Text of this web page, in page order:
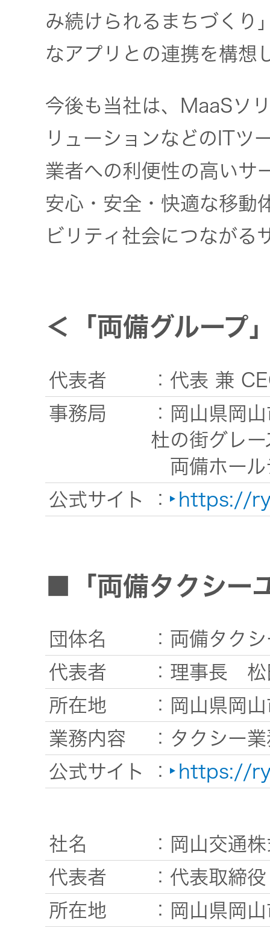
頭外定位
技術
個人のお
プ
み続けられるまちづくり
なアプリとの連携を構想
今後も当社は、MaaSソ
リューションなどのITツ
業者への利便性の高いサ
安心・安全・快適な移動
ビリティ社会につながる
＜「両備グループ
代表者
：代表 兼
事務局
：岡山県岡
杜の街グレ
両備ホール
公式サイト
： https://
■「両備タクシー
団体名
：両備タク
代表者
：理事長
所在地
：岡山県岡
業務内容
：タクシー
公式サイト
： https://
社名
：岡山交通
代表者
：代表取締
所在地
：岡山県岡